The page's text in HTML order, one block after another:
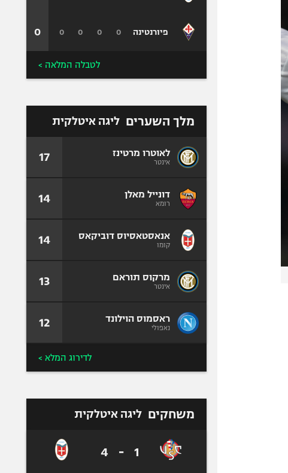
פיורנטינה 0
0
0
0
0
לטבלה המלאה >
מלך השערים ליגה איטלקית
לאוטרו מרטינז
אינטר 17
דונייל מאלן
רומא 14
אנאסטאסיוס דוביקאס
קומו 14
מרקוס תוראם
אינטר 13
ראסמוס הוילונד
נאפולי 12
לדירוג המלא >
משחקים ליגה איטלקית
1
-
4